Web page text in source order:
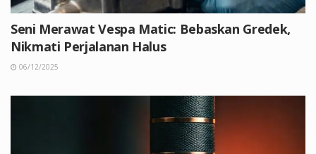
Seni Merawat Vespa Matic: Bebaskan Gredek,
Nikmati Perjalanan Halus
06/12/2025